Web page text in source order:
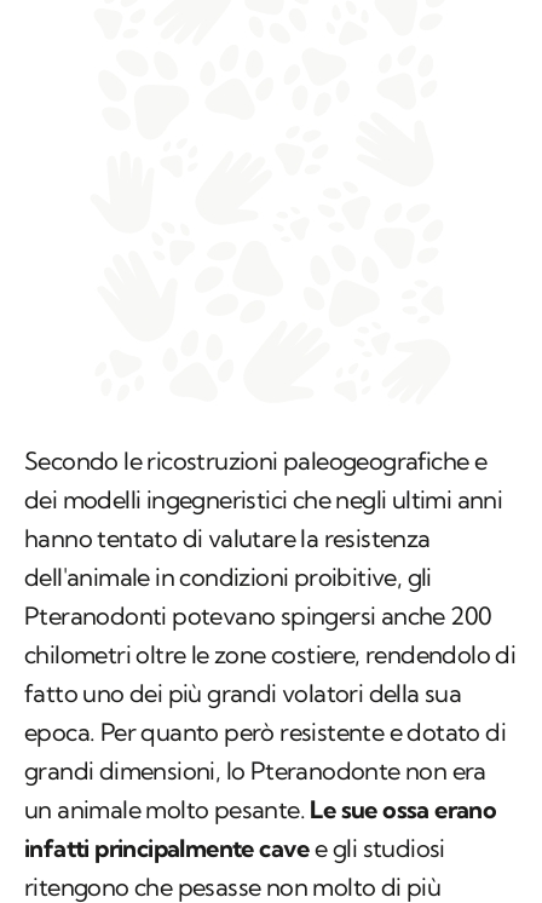
Secondo le ricostruzioni paleogeografiche e
dei modelli ingegneristici che negli ultimi anni
hanno tentato di valutare la resistenza
dell'animale in condizioni proibitive, gli
Pteranodonti potevano spingersi anche 200
chilometri oltre le zone costiere, rendendolo di
fatto uno dei più grandi volatori della sua
epoca. Per quanto però resistente e dotato di
grandi dimensioni, lo Pteranodonte non era
un animale molto pesante.Le sue ossa erano
infatti principalmente cave e gli studiosi